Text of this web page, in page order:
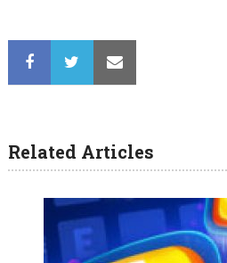
Related Articles